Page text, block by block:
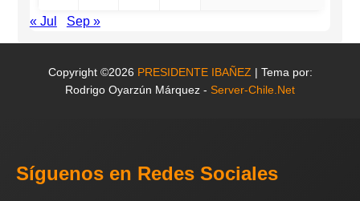
« Jul Sep »
Copyright ©2026 PRESIDENTE IBAÑEZ | Tema por:
Rodrigo Oyarzún Márquez - Server-Chile.Net
Síguenos en Redes Sociales